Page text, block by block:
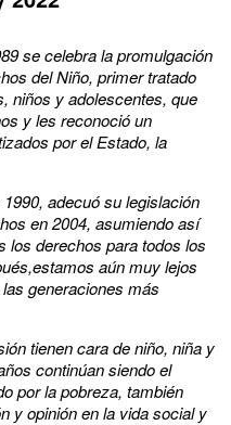
se celebra la promulgación
del Niño, primer tratado
niños y adolescentes, que
y les reconoció un
por el Estado, la
adecuó su legislación
en 2004, asumiendo así
los derechos para todos los
aún muy lejos
generaciones más
tienen cara de niño, niña y
continúan siendo el
por la pobreza, también
y opinión en la vida social y